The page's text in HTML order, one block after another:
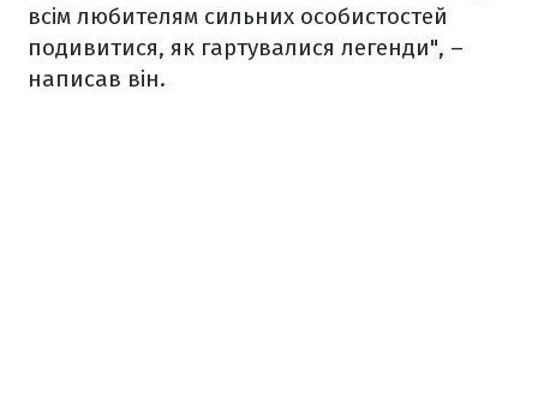
всім любителям сильних особистостей
подивитися, як гартувалися легенди", –
написав він.